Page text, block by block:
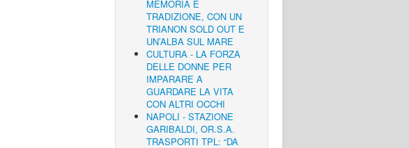
MEMORIA E
TRADIZIONE, CON UN
TRIANON SOLD OUT E
UN’ALBA SUL MARE
CULTURA - LA FORZA
DELLE DONNE PER
IMPARARE A
GUARDARE LA VITA
CON ALTRI OCCHI
NAPOLI - STAZIONE
GARIBALDI, OR.S.A.
TRASPORTI TPL: “DA